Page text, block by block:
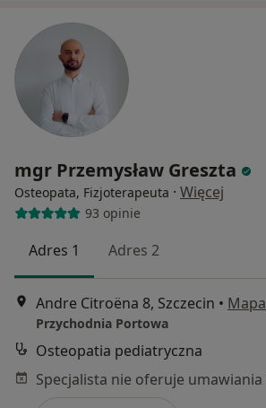
mgr Przemysław Greszta
Osteopata, Fizjoterapeuta · Więcej
93 opinie
Adres 1 Adres 2
Andre Citroëna 8, Szczecin • Mapa
Przychodnia Portowa
Osteopatia pediatryczna